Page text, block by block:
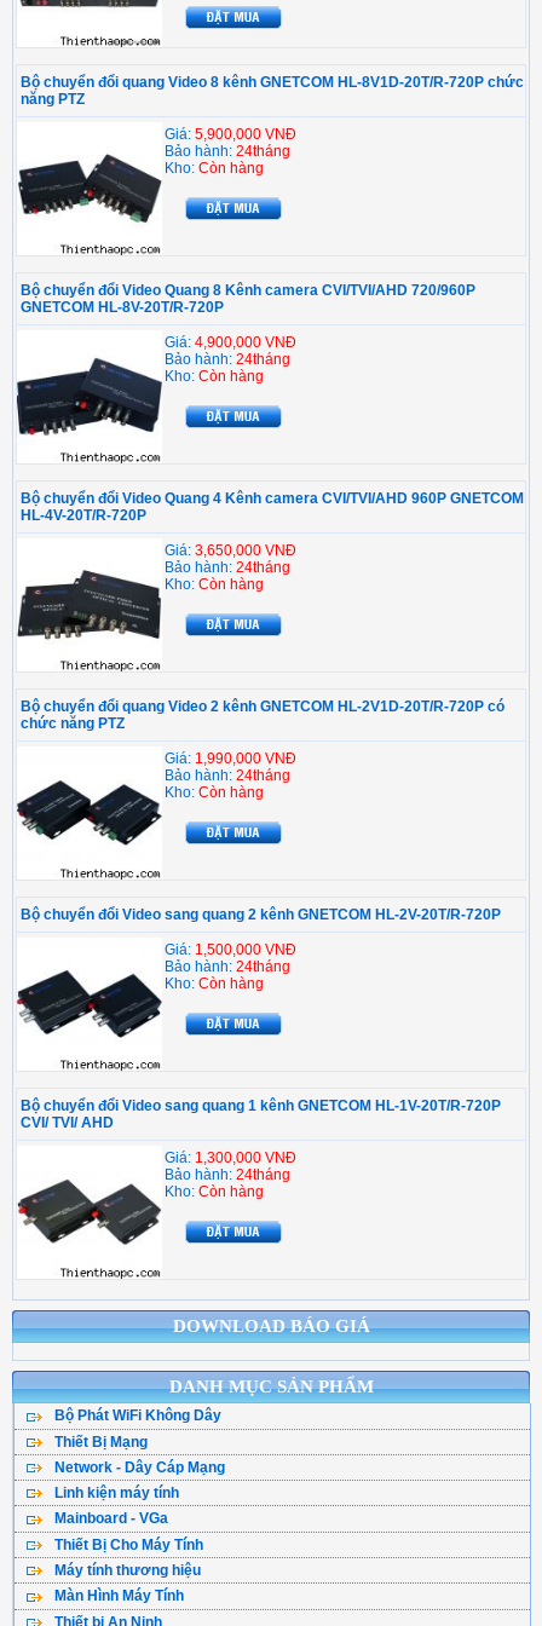
DOWNLOAD BÁO GIÁ
DANH MỤC SẢN PHẨM
Bộ Phát WiFi Không Dây
Bộ Phát WiFi TPLink
WiFi Tenda - DLink
WiFi Totolink - Hik
WiFi Mercusys
WiFi Asus
Wifi Ruijie
Draytek Vigo
Thiết Bị Mạng
WiFi Mesh
WiFi Gắn Trần
Kích Sóng WiFi
WiFi Router 4G
Thu WiFi-Cạc Mạng
Switch Lan 100
Network - Dây Cáp Mạng
Cáp Mạng ( Cuộn )
Cân Bằng Tải
Hạt Bấm Mạng
Patch Panel
Vật Tư Thoại
Linh kiện máy tính
CPU - Bộ vi xử lý
Ổ Cứng SSD
HDD - Ổ đĩa cứng
Ổ cứng gắn ngoài
Mainboard - VGa
Main Asus
Main Asrock
Main Gigabyte
Thiết Bị Cho Máy Tính
Bàn Phím Máy Tính
Chuột Máy Tính
Máy tính thương hiệu
Máy Tính Dell
Màn Hình Máy Tính
Thiết bị An Ninh
Bộ chuyển đổi quang Video 8 kênh GNETCOM HL-8V1D-20T/R-720P chức
năng PTZ
Giá: 5,900,000 VNĐ
Bảo hành: 24tháng
Kho: Còn hàng
Bộ chuyển đổi Video Quang 8 Kênh camera CVI/TVI/AHD 720/960P
GNETCOM HL-8V-20T/R-720P
Giá: 4,900,000 VNĐ
Bảo hành: 24tháng
Kho: Còn hàng
Bộ chuyển đổi Video Quang 4 Kênh camera CVI/TVI/AHD 960P GNETCOM
HL-4V-20T/R-720P
Giá: 3,650,000 VNĐ
Bảo hành: 24tháng
Kho: Còn hàng
Bộ chuyển đổi quang Video 2 kênh GNETCOM HL-2V1D-20T/R-720P có
chức năng PTZ
Giá: 1,990,000 VNĐ
Bảo hành: 24tháng
Kho: Còn hàng
Bộ chuyển đổi Video sang quang 2 kênh GNETCOM HL-2V-20T/R-720P
Giá: 1,500,000 VNĐ
Bảo hành: 24tháng
Kho: Còn hàng
Bộ chuyển đổi Video sang quang 1 kênh GNETCOM HL-1V-20T/R-720P
CVI/ TVI/ AHD
Giá: 1,300,000 VNĐ
Bảo hành: 24tháng
Kho: Còn hàng